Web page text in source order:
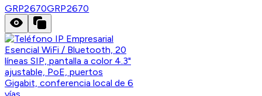
GRP2670GRP2670